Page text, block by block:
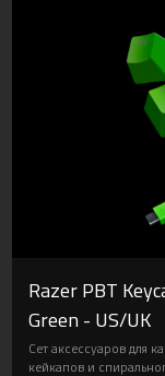
Razer PBT
Green - US/UK
Сет аксессуаров для
кейкапов и